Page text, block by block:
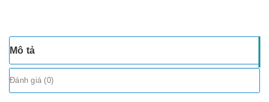
Mô tả
Đánh giá (0)